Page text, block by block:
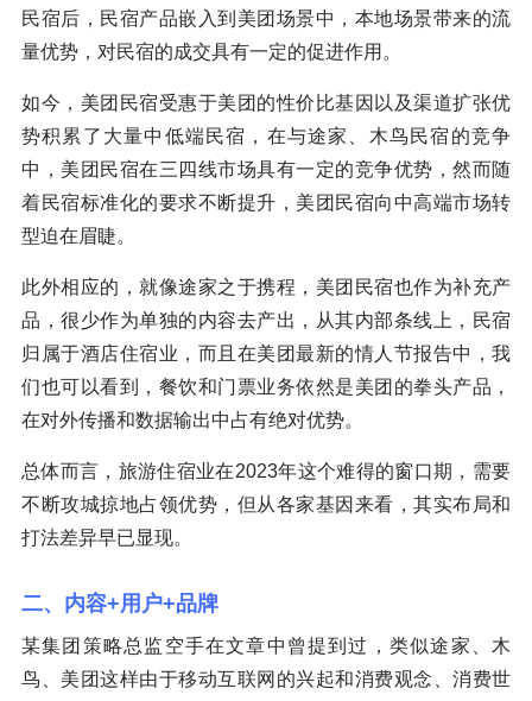
民宿后，民宿产品嵌入到美团场景中，本地场景带来的流
量优势，对民宿的成交具有一定的促进作用。
如今，美团民宿受惠于美团的性价比基因以及渠道扩张优
势积累了大量中低端民宿，在与途家、木鸟民宿的竞争
中，美团民宿在三四线市场具有一定的竞争优势，然而随
着民宿标准化的要求不断提升，美团民宿向中高端市场转
型迫在眉睫。
此外相应的，就像途家之于携程，美团民宿也作为补充产
品，很少作为单独的内容去产出，从其内部条线上，民宿
归属于酒店住宿业，而且在美团最新的情人节报告中，我
们也可以看到，餐饮和门票业务依然是美团的拳头产品，
在对外传播和数据输出中占有绝对优势。
总体而言，旅游住宿业在2023年这个难得的窗口期，需要
不断攻城掠地占领优势，但从各家基因来看，其实布局和
打法差异早已显现。
二、内容+用户+品牌
某集团策略总监空手在文章中曾提到过，类似途家、木
鸟、美团这样由于移动互联网的兴起和消费观念、消费世